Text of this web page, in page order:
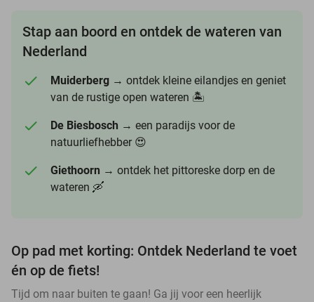
Stap aan boord en ontdek de wateren van
Nederland
Muiderberg → ontdek kleine eilandjes en geniet
van de rustige open wateren 🏝️
De Biesbosch → een paradijs voor de
natuurliefhebber 😍
Giethoorn → ontdek het pittoreske dorp en de
wateren 🛶
Op pad met korting: Ontdek Nederland te voet
én op de fiets!
Tijd om naar buiten te gaan! Ga jij voor een heerlijk